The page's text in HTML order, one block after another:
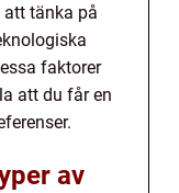
att tänka på
faktorer
att du får en
av